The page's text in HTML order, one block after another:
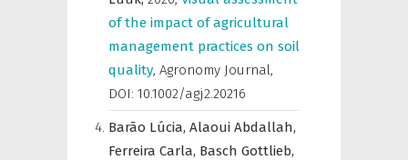
of the impact of agricultural
management practices on soil
quality, Agronomy Journal,
DOI: 10.1002/agj2.20216
Barão Lúcia, Alaoui Abdallah,
Ferreira Carla, Basch Gottlieb,